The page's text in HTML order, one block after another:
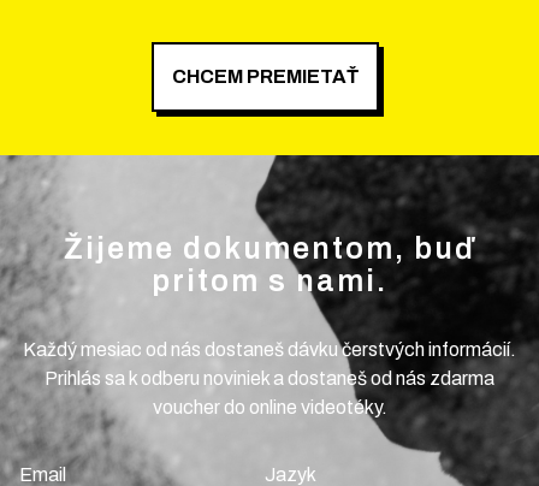
CHCEM PREMIETAŤ
Žijeme dokumentom, buď
pritom s nami.
Každý mesiac od nás dostaneš dávku čerstvých informácií.
Prihlás sa k odberu noviniek a dostaneš od nás zdarma
voucher do online videotéky.
Email Jazyk